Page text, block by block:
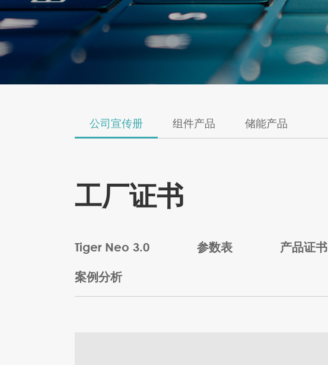
公司宣传册 组件产品 储能产品
工厂证书
Tiger Neo 3.0 参数表 产品证书
案例分析